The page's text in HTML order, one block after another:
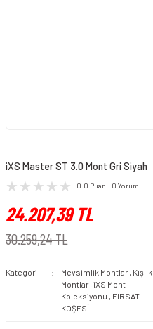
iXS Master ST 3.0 Mont Gri Siyah
0.0 Puan - 0 Yorum
24.207,39 TL
30.259,24 TL
Kategori Mevsimlik Montlar , Kışlık
Montlar , iXS Mont
Koleksiyonu , FIRSAT
KÖŞESİ